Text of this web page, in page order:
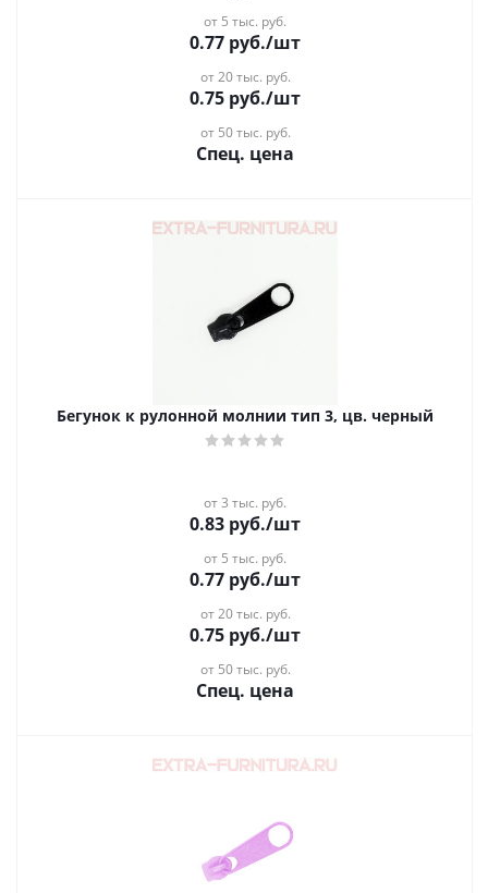
от 5 тыс. руб.
0.77 руб./шт
от 20 тыс. руб.
0.75 руб./шт
от 50 тыс. руб.
Спец. цена
Бегунок к рулонной молнии тип 3, цв. черный
от 3 тыс. руб.
0.83 руб./шт
от 5 тыс. руб.
0.77 руб./шт
от 20 тыс. руб.
0.75 руб./шт
от 50 тыс. руб.
Спец. цена